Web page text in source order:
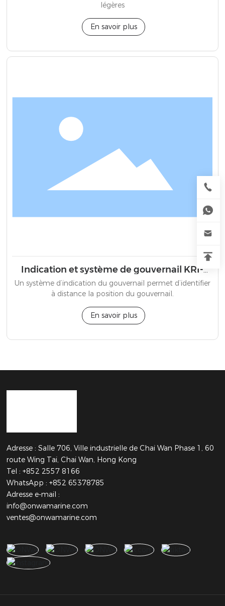
légères
En savoir plus
Indication et système de gouvernail KRI-
80(S)
Un système d’indication du gouvernail permet d’identifier
à distance la position du gouvernail.
En savoir plus
Adresse : Salle 706, Ville industrielle de Chai Wan Phase 1, 60
route Wing Tai, Chai Wan, Hong Kong
Tel :+852 2557 8166
WhatsApp : +852 65378785
Adresse e-mail :
info@onwamarine.com
ventes@onwamarine.com